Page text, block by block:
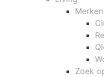
Merken
Zoek